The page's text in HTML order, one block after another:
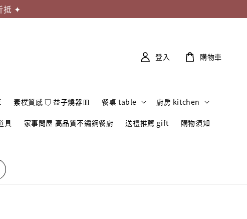
抵 ✦
素樸質感 𓂒 益子燒器皿 餐桌 table 廚房 kitchen
具 家事問屋 高品質不鏽鋼餐廚 送禮推薦 gift 購物須知
登入 購物車